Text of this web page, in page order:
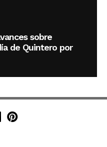
sobre
de Quintero por
X (Twitter)
en TikTok
de Minuto30 en
Minuto30 en LinkedIn
Minuto30 en